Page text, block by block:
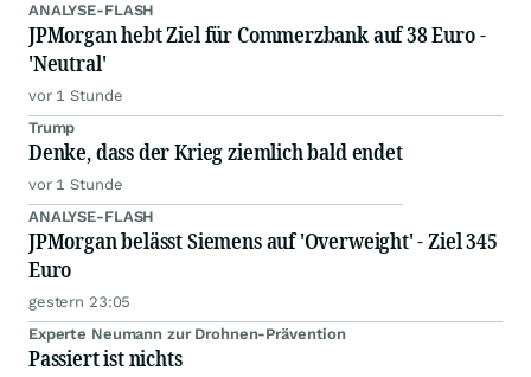
ANALYSE-FLASH
JPMorgan hebt Ziel für Commerzbank auf 38 Euro -
'Neutral'
vor 1 Stunde
Trump
Denke, dass der Krieg ziemlich bald endet
vor 1 Stunde
ANALYSE-FLASH
JPMorgan belässt Siemens auf 'Overweight' - Ziel 345
Euro
gestern 23:05
Experte Neumann zur Drohnen-Prävention
Passiert ist nichts